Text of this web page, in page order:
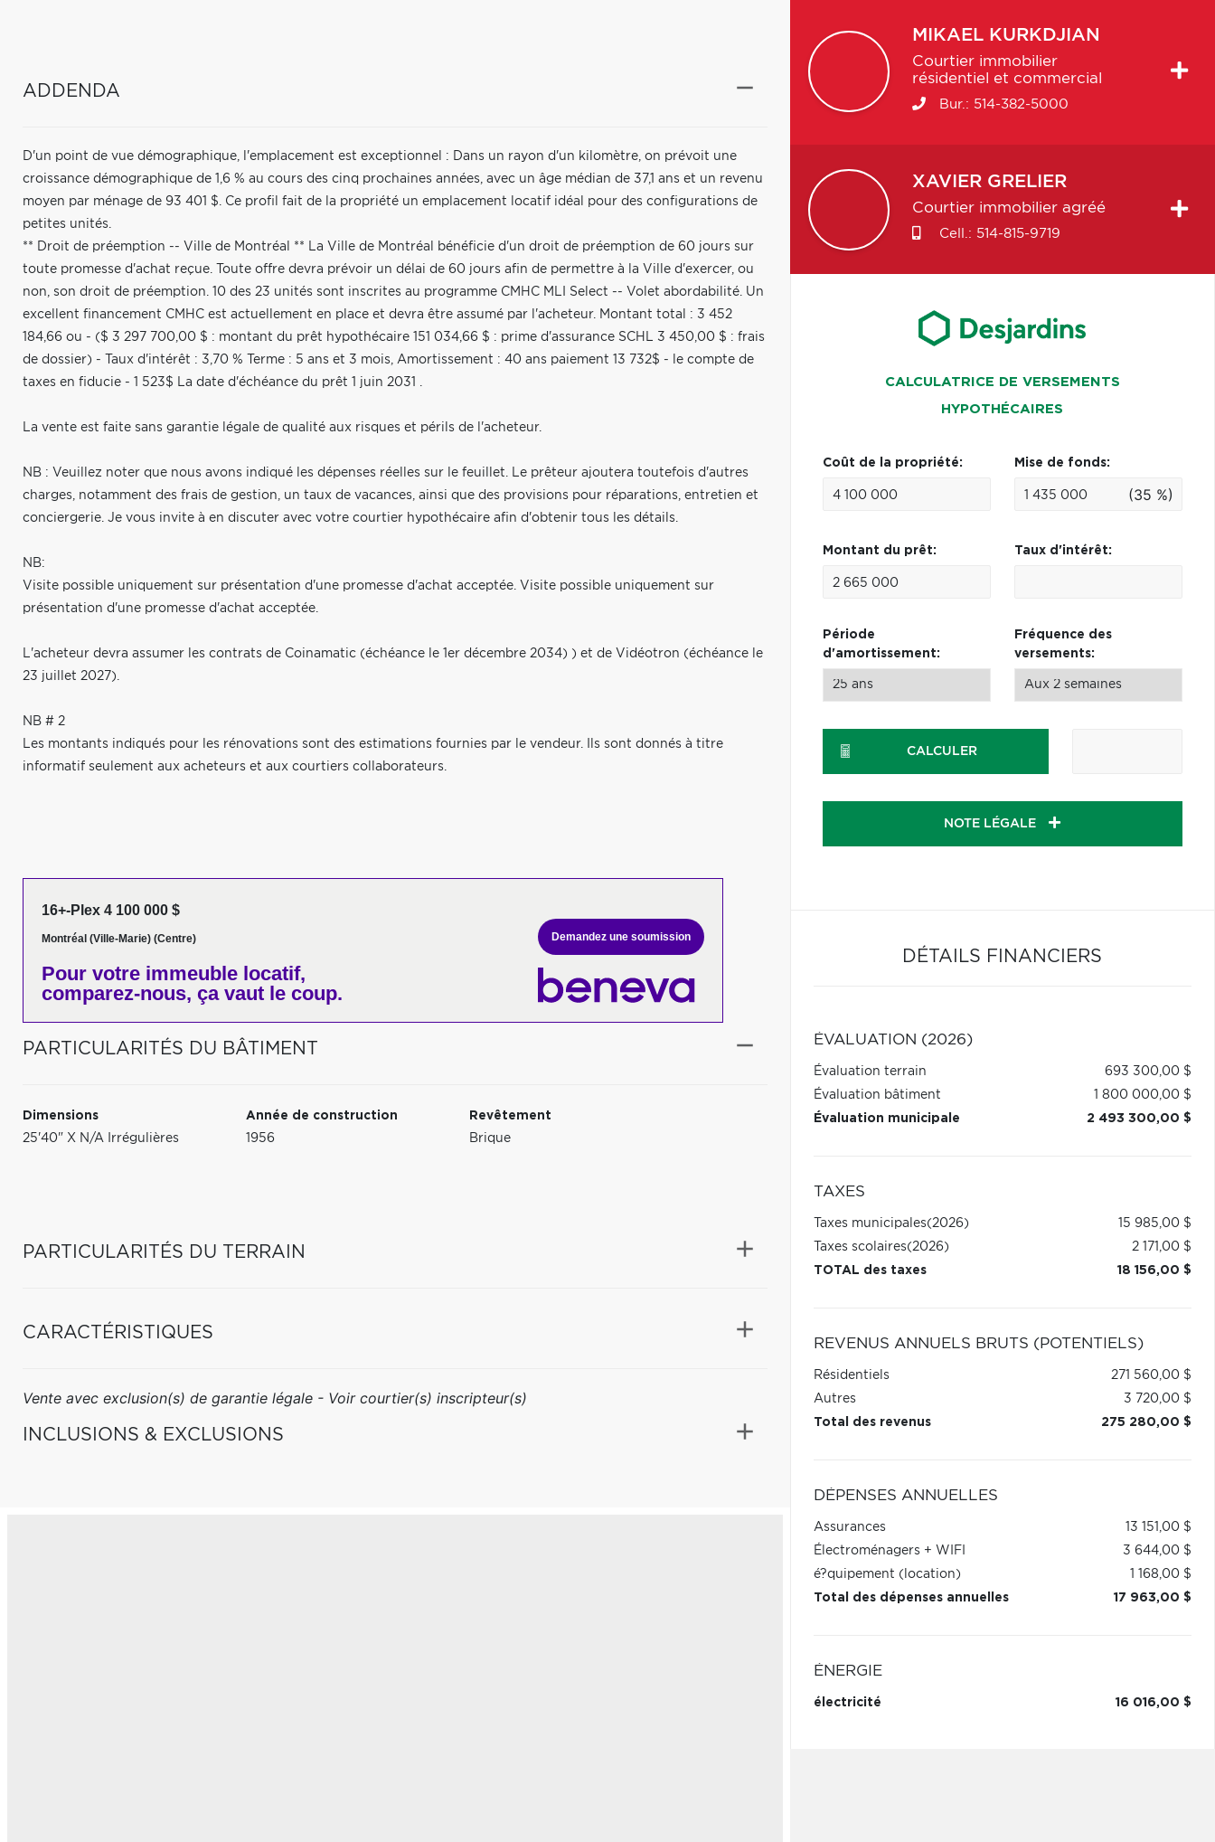
ADDENDA
D'un point de vue démographique, l'emplacement est exceptionnel : Dans un rayon d'un kilomètre, on prévoit une
croissance démographique de 1,6 % au cours des cinq prochaines années, avec un âge médian de 37,1 ans et un revenu
moyen par ménage de 93 401 $. Ce profil fait de la propriété un emplacement locatif idéal pour des configurations de
petites unités.
** Droit de préemption -- Ville de Montréal ** La Ville de Montréal bénéficie d'un droit de préemption de 60 jours sur
toute promesse d'achat reçue. Toute offre devra prévoir un délai de 60 jours afin de permettre à la Ville d'exercer, ou
non, son droit de préemption. 10 des 23 unités sont inscrites au programme CMHC MLI Select -- Volet abordabilité. Un
excellent financement CMHC est actuellement en place et devra être assumé par l'acheteur. Montant total : 3 452
184,66 ou - ($ 3 297 700,00 $ : montant du prêt hypothécaire 151 034,66 $ : prime d'assurance SCHL 3 450,00 $ : frais
de dossier) - Taux d'intérêt : 3,70 % Terme : 5 ans et 3 mois, Amortissement : 40 ans paiement 13 732$ - le compte de
taxes en fiducie - 1 523$ La date d'échéance du prêt 1 juin 2031 .
La vente est faite sans garantie légale de qualité aux risques et périls de l'acheteur.
NB : Veuillez noter que nous avons indiqué les dépenses réelles sur le feuillet. Le prêteur ajoutera toutefois d'autres
charges, notamment des frais de gestion, un taux de vacances, ainsi que des provisions pour réparations, entretien et
conciergerie. Je vous invite à en discuter avec votre courtier hypothécaire afin d'obtenir tous les détails.
NB:
Visite possible uniquement sur présentation d'une promesse d'achat acceptée. Visite possible uniquement sur
présentation d'une promesse d'achat acceptée.
L'acheteur devra assumer les contrats de Coinamatic (échéance le 1er décembre 2034) ) et de Vidéotron (échéance le
23 juillet 2027).
NB # 2
Les montants indiqués pour les rénovations sont des estimations fournies par le vendeur. Ils sont donnés à titre
informatif seulement aux acheteurs et aux courtiers collaborateurs.
16+-Plex 4 100 000 $
Montréal (Ville-Marie) (Centre)
Pour votre immeuble locatif,
comparez-nous, ça vaut le coup.
Demandez une soumission
PARTICULARITÉS DU BÂTIMENT
Dimensions
25'40" X N/A Irrégulières
Année de construction
1956
Revêtement
Brique
PARTICULARITÉS DU TERRAIN
CARACTÉRISTIQUES
Vente avec exclusion(s) de garantie légale - Voir courtier(s) inscripteur(s)
INCLUSIONS & EXCLUSIONS
MIKAEL KURKDJIAN
Courtier immobilier
résidentiel et commercial
Bur.: 514-382-5000
XAVIER GRELIER
Courtier immobilier agréé
Cell.: 514-815-9719
CALCULATRICE DE VERSEMENTS
HYPOTHÉCAIRES
Coût de la propriété: Mise de fonds:
(35 %)
Montant du prêt: Taux d'intérêt:
Période
d'amortissement:
Fréquence des
versements:
CALCULER
NOTE LÉGALE
DÉTAILS FINANCIERS
ÉVALUATION (2026)
Évaluation terrain
693 300,00 $
Évaluation bâtiment
1 800 000,00 $
Évaluation municipale
2 493 300,00 $
TAXES
Taxes municipales(2026)
15 985,00 $
Taxes scolaires(2026)
2 171,00 $
TOTAL des taxes
18 156,00 $
REVENUS ANNUELS BRUTS (POTENTIELS)
Résidentiels
271 560,00 $
Autres
3 720,00 $
Total des revenus
275 280,00 $
DÉPENSES ANNUELLES
Assurances
13 151,00 $
Électroménagers + WIFI
3 644,00 $
é?quipement (location)
1 168,00 $
Total des dépenses annuelles
17 963,00 $
ÉNERGIE
électricité 16 016,00 $